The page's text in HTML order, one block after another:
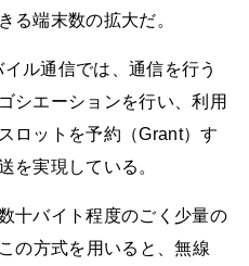
る端末数の拡大だ。
ル通信では、通信を行う
シエーションを行い、利用
ロットを予約（Grant）す
を実現している。
十バイト程度のごく少量の
の方式を用いると、無線